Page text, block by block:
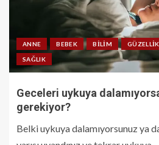
ANNE BEBEK BILIM GÜZELLIK
SAĞLIK
Geceleri uykuya
gerekiyor?
Belki uykuya dalamıyorsunuz ya